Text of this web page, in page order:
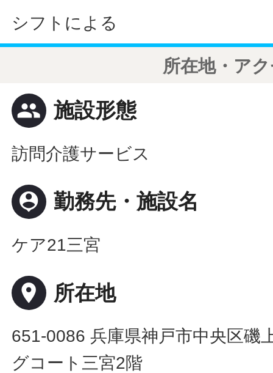
シフトによる
所在地・ア
people 施設形態
訪問介護サービス
person_pin 勤務先・施設名
ケア21三宮
place 所在地
651-0086 兵庫県神戸市中央区磯
グコート三宮2階